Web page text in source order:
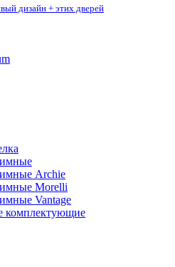
дизайн + этих дверей
Archie
Morelli
Vantage
комплектующие